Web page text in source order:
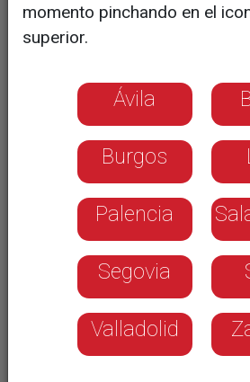
II Torneo de Golf de
Valladolid
Galerías
momento pinchando en el
superior.
Ávila
Burgos
Palencia
Segovia
Valladolid